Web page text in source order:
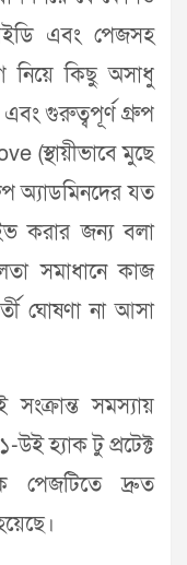
এবং পেজসহ
নিয়ে কিছু অসাধু
এবং গুরুত্বপূর্ণ গ্রুপ
(স্থায়ীভাবে মুছে
অ্যাডমিনদের যত
করার জন্য বলা
সমাধানে কাজ
ঘোষণা না আসা
সমস্যায়
উই হ্যাক টু প্রটেক্ট
পেজটিতে দ্রুত